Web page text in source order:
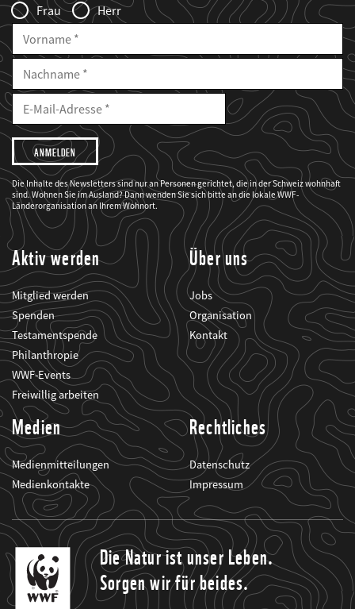
Frau
Herr
Vorname
Nachname
E-
Mailadresse
E-
Adresse
Ich
möchte,
dass
der
WWF
mich
über
seine
Projekte
informiert.
Die Inhalte des Newsletters sind nur an Personen gerichtet, die in der Schweiz wohnhaft
sind. Wohnen Sie im Ausland? Dann wenden Sie sich bitte an die lokale WWF-
Länderorganisation an Ihrem Wohnort.
Aktiv werden
Mitglied werden
Spenden
Testamentspende
Philanthropie
WWF-Events
Freiwillig arbeiten
Über uns
Jobs
Organisation
Kontakt
Medien
Medienmitteilungen
Medienkontakte
Rechtliches
Datenschutz
Impressum
Die Natur ist unser Leben.
Sorgen wir für beides.